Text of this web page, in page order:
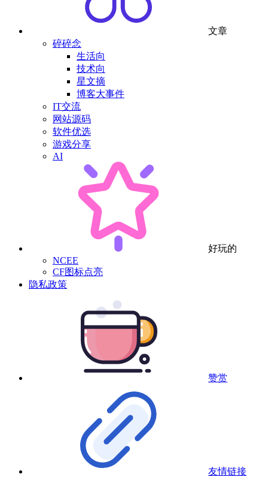
文章
碎碎念
生活向
技术向
星文摘
博客大事件
IT交流
网站源码
软件优选
游戏分享
AI
好玩的
NCEE
CF图标点亮
隐私政策
赞赏
友情链接